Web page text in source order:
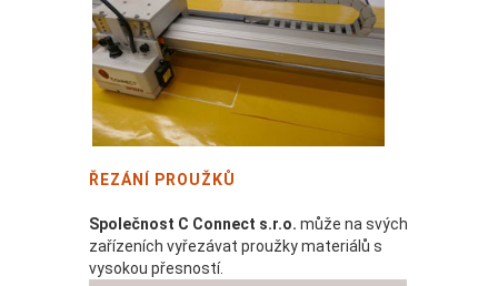
ŘEZÁNÍ PROUŽKŮ
Společnost C Connect s.r.o. může na svých
zařízeních vyřezávat proužky materiálů s
vysokou přesností.